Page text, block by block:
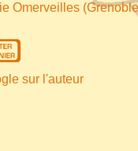
Omerveilles
sur l'auteur